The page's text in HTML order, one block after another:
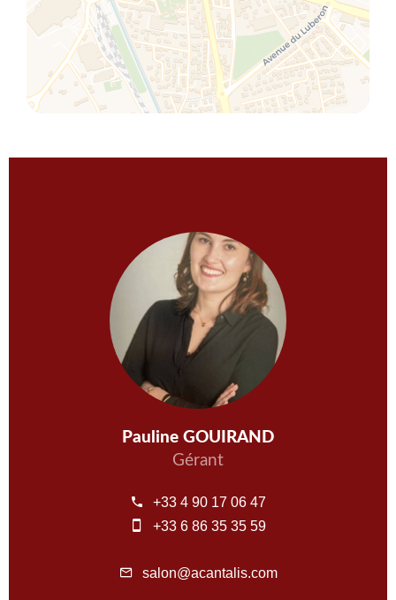
Pauline GOUIRAND
Gérant
+33 4 90 17 06 47
+33 6 86 35 35 59
salon@acantalis.com